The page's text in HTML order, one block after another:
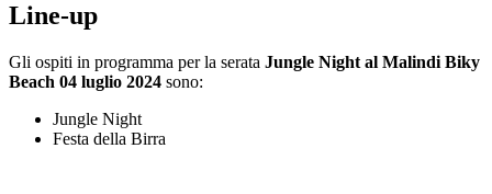
Line-up
Gli ospiti in programma per la serata Jungle Night al Malindi Biky
Beach 04 luglio 2024 sono:
Jungle Night
Festa della Birra